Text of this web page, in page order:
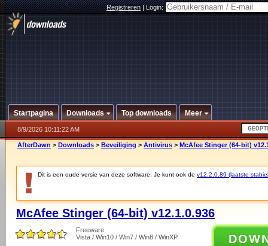
Registreren|Login:
Startpagina Downloads Top downloads Meer
8/9/2026 10:11:22 AM
AfterDawn > Downloads > Beveiliging > Antivirus > McAfee Stinger (64-bit)
Dit is een oude versie van deze software. Je kunt ook de v12.2.0.89 (laatste
McAfee Stinger (64-bit) v12.1.0.936
Freeware
Vista / Win10 / Win7 / Win8 / WinXP